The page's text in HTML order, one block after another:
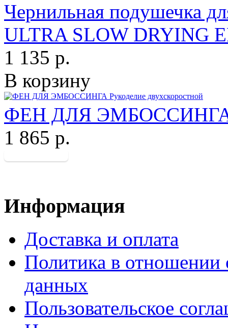
Чернильная подушечка
ULTRA SLOW DRYING
1 135 р.
В корзину
ФЕН ДЛЯ ЭМБОССИНГА
1 865 р.
Информация
Доставка и оплата
Политика в отношении
данных
Пользовательское